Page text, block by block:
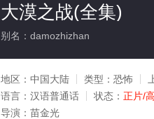
大漠之战(全集)
别名：damozhizhan
地区： 中国大陆 类型： 恐怖
语言： 汉语普通话 状态： 正片/
导演： 苗金光